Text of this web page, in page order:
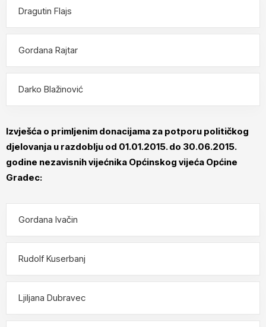
Dragutin Flajs
Gordana Rajtar
Darko Blažinović
Izvješća o primljenim donacijama za potporu političkog
djelovanja u razdoblju od 01.01.2015. do 30.06.2015.
godine nezavisnih vijećnika Općinskog vijeća Općine
Gradec:
Gordana Ivačin
Rudolf Kuserbanj
Ljiljana Dubravec